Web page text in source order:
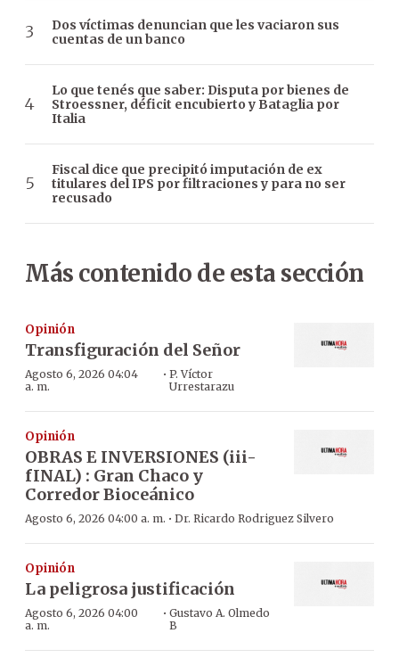
Dos víctimas denuncian que les vaciaron sus
cuentas de un banco
Lo que tenés que saber: Disputa por bienes de
Stroessner, déficit encubierto y Bataglia por
Italia
Fiscal dice que precipitó imputación de ex
titulares del IPS por filtraciones y para no ser
recusado
Más contenido de esta sección
Opinión
Transfiguración del Señor
Agosto 6, 2026 04:04
a. m.
· P. Víctor
Urrestarazu
Opinión
OBRAS E INVERSIONES (iii-
fINAL) : Gran Chaco y
Corredor Bioceánico
Agosto 6, 2026 04:00 a. m. · Dr. Ricardo Rodriguez Silvero
Opinión
La peligrosa justificación
Agosto 6, 2026 04:00
a. m.
· Gustavo A. Olmedo
B